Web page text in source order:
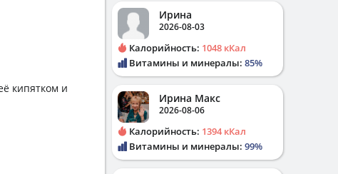
кипятком и
Ирина
2026-08-03
Калорийность: 1048 кКал
Витамины и минералы: 85%
Ирина Макс
2026-08-06
Калорийность: 1394 кКал
Витамины и минералы: 99%